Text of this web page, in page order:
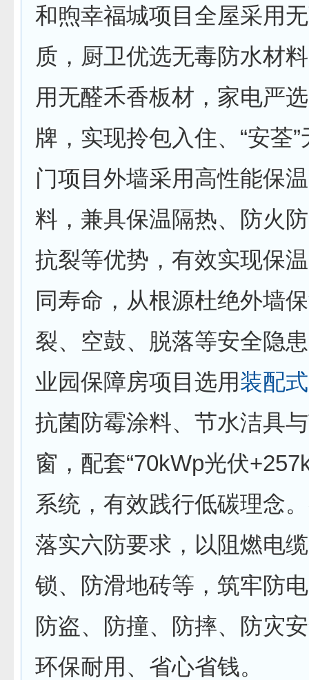
和煦幸福城项目全屋采用
质，厨卫优选无毒防水材
用无醛禾香板材，家电严
牌，实现拎包入住、“安荃
门项目外墙采用高性能保
料，兼具保温隔热、防火
抗裂等优势，有效实现保
同寿命，从根源杜绝外墙
裂、空鼓、脱落等安全隐
业园保障房项目选用装配式
抗菌防霉涂料、节水洁具
窗，配套“70kWp光伏
系统，有效践行低碳理念
落实六防要求，以阻燃电
锁、防滑地砖等，筑牢防
防盗、防撞、防摔、防灾
环保耐用、省心省钱。